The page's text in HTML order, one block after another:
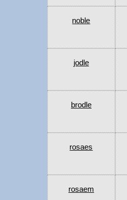
noble
jodle
brodle
rosaes
rosaem